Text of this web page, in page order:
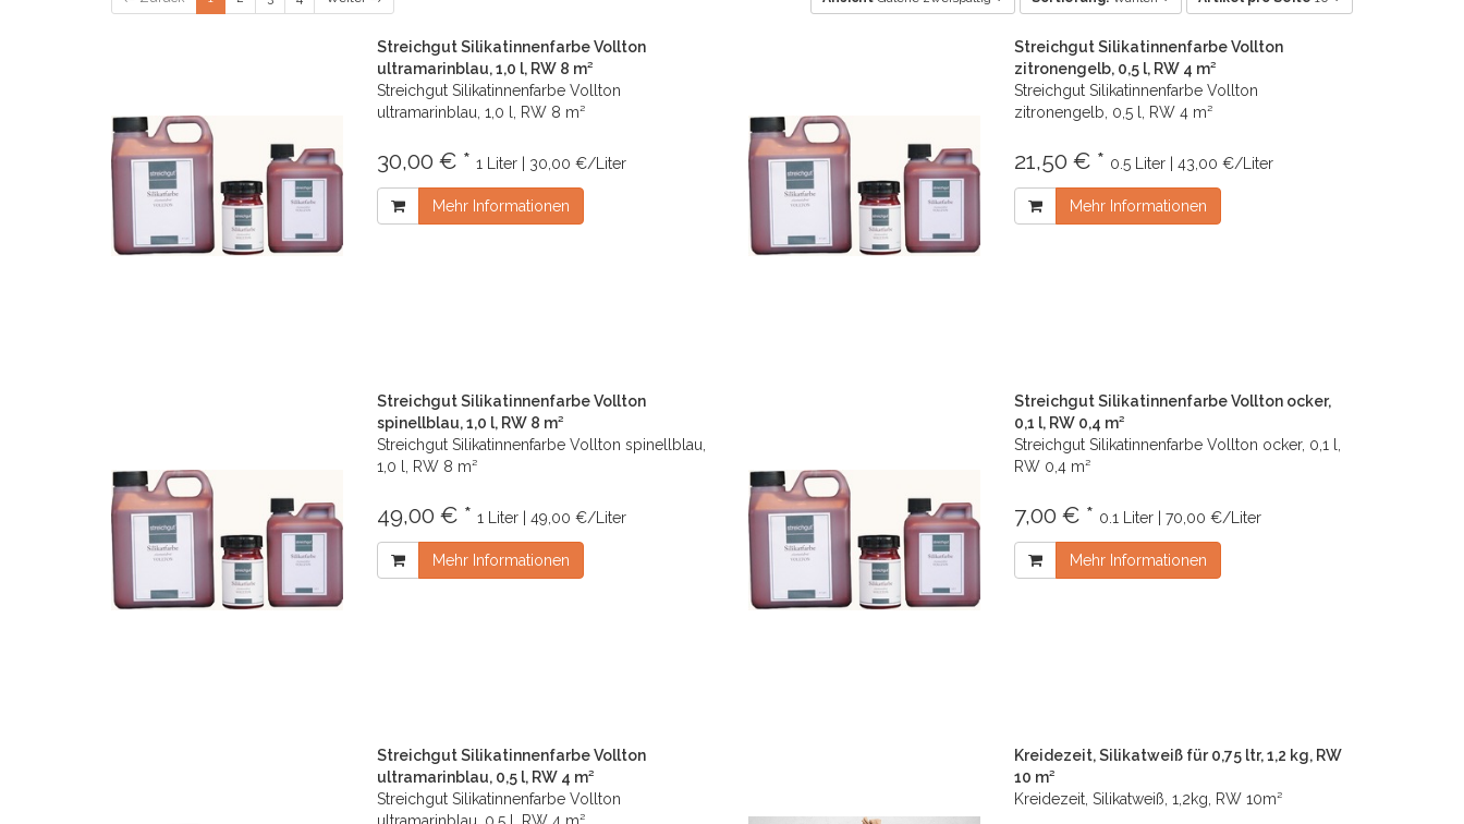
Streichgut Silikatinnenfarbe Vollton
ultramarinblau, 1,0 l, RW 8 m²
Streichgut Silikatinnenfarbe Vollton
ultramarinblau, 1,0 l, RW 8 m²
30,00 € * 1 Liter | 30,00 €/Liter
Mehr Informationen
Streichgut Silikatinnenfarbe Vollton
zitronengelb, 0,5 l, RW 4 m²
Streichgut Silikatinnenfarbe Vollton
zitronengelb, 0,5 l, RW 4 m²
21,50 € * 0.5 Liter | 43,00 €/Liter
Mehr Informationen
Streichgut Silikatinnenfarbe Vollton
spinellblau, 1,0 l, RW 8 m²
Streichgut Silikatinnenfarbe Vollton spinellblau,
1,0 l, RW 8 m²
49,00 € * 1 Liter | 49,00 €/Liter
Mehr Informationen
Streichgut Silikatinnenfarbe Vollton ocker,
0,1 l, RW 0,4 m²
Streichgut Silikatinnenfarbe Vollton ocker, 0,1 l,
RW 0,4 m²
7,00 € * 0.1 Liter | 70,00 €/Liter
Mehr Informationen
Streichgut Silikatinnenfarbe Vollton
ultramarinblau, 0,5 l, RW 4 m²
Streichgut Silikatinnenfarbe Vollton
Kreidezeit, Silikatweiß für 0,75 ltr, 1,2 kg, RW
10 m²
Kreidezeit, Silikatweiß, 1,2kg, RW 10m²